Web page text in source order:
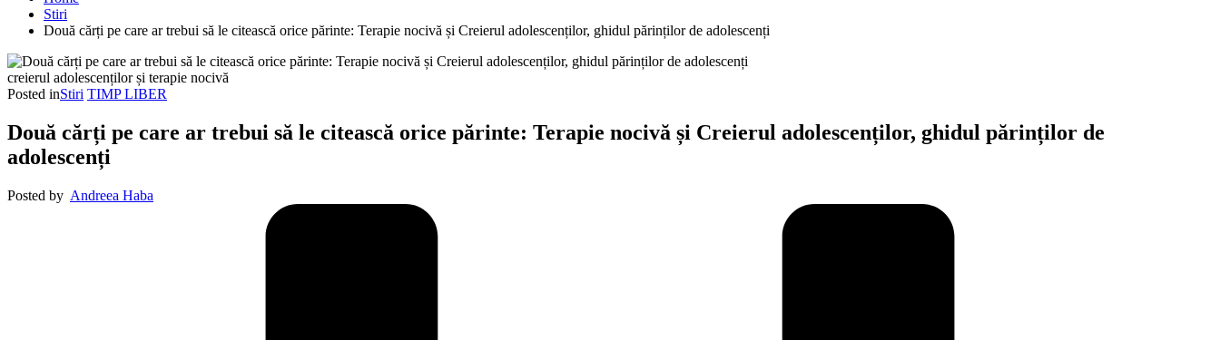
Stiri
Două cărți pe care ar trebui să le citească orice părinte: Terapie nocivă și Creierul adolescenților, ghidul părinților de adolescenți
creierul adolescenților și terapie nocivă
Posted inStiri TIMP LIBER
Două cărți pe care ar trebui să le citească orice părinte: Terapie nocivă și Creierul adolescenților, ghidul părinților de
adolescenți
Posted by Andreea Haba